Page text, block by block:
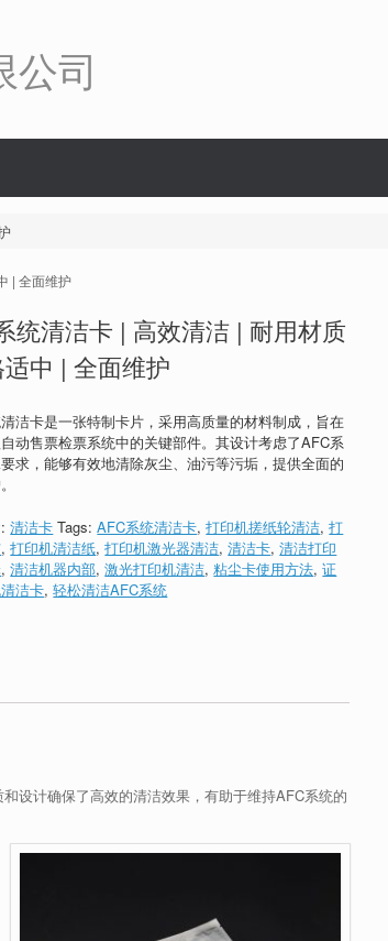
公司
| 全面维护
统清洁卡 | 高效清洁 | 耐用材质
中 | 全面维护
洁卡是一张特制卡片，采用高质量的材料制成，旨在
动售票检票系统中的关键部件。其设计考虑了AFC系
求，能够有效地清除灰尘、油污等污垢，提供全面的
清洁卡 Tags:AFC系统清洁卡,打印机搓纸轮清洁,打
,打印机清洁纸,打印机激光器清洁,清洁卡,清洁打印
,清洁机器内部,激光打印机清洁,粘尘卡使用方法,证
洁卡,轻松清洁AFC系统
设计确保了高效的清洁效果，有助于维持AFC系统的